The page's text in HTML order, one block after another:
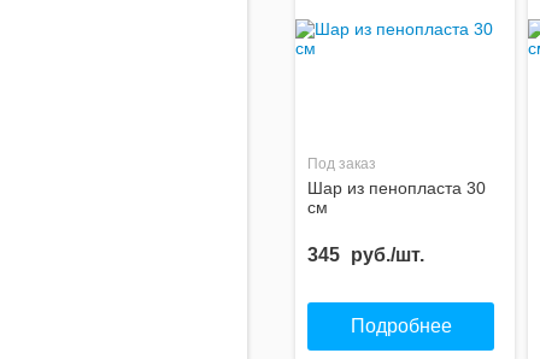
Под заказ
Шар из пенопласта 30
см
345 руб./шт.
Подробнее